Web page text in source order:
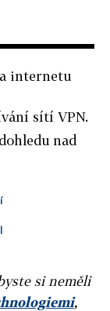
internetu
sítí VPN.
nad
si neměli
,